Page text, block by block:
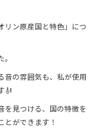
リン原産国と特色」につ
音の雰囲気も、私が使用
🎻
を見つける、国の特徴を
とができます！